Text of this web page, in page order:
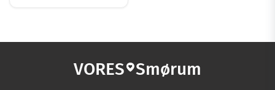
VORES Smørum